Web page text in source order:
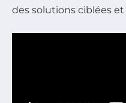
des solutions ciblées et